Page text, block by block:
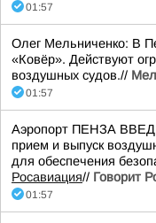
01:57
Олег Мельниченко: В
«Ковёр». Действуют
воздушных судов.//
01:57
Аэропорт ПЕНЗА
прием и выпуск
для обеспечения
Росавиация// Говорит
01:57